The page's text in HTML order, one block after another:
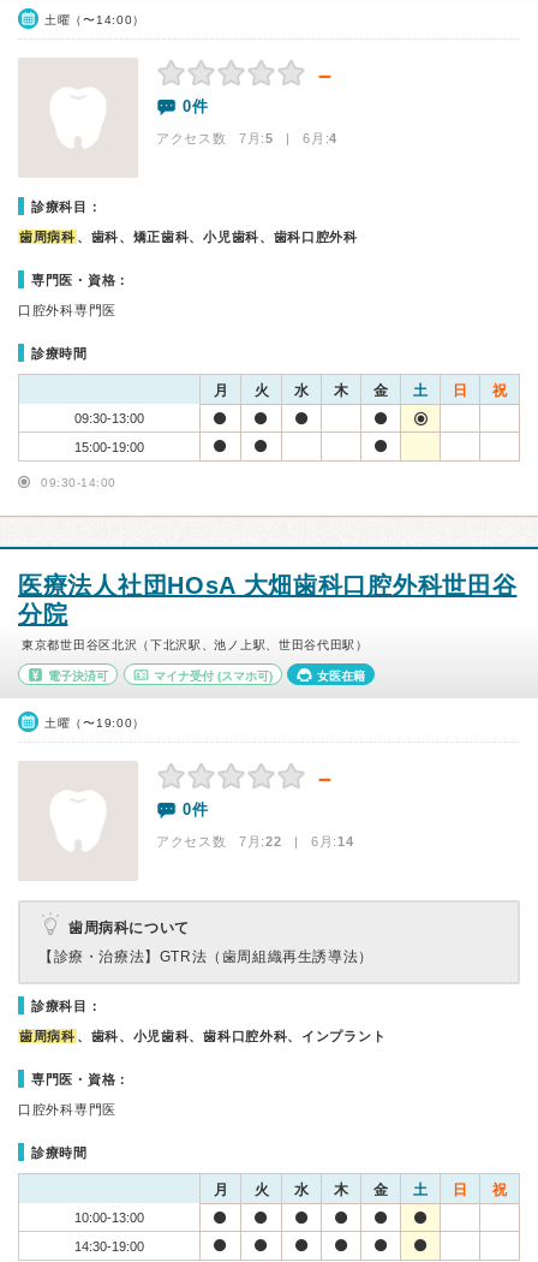
土曜（〜14:00）
－
0件
アクセス数 7月:5 | 6月:4
診療科目：
歯周病科 、歯科、矯正歯科、小児歯科、歯科口腔外科
専門医・資格：
口腔外科専門医
診療時間
月 火 水 木 金 土 日 祝
09:30-13:00
15:00-19:00
09:30-14:00
医療法人社団HOsA 大畑歯科口腔外科世田谷
分院
東京都世田谷区北沢（下北沢駅、池ノ上駅、世田谷代田駅）
電子決済可 マイナ受付(スマホ可) 女医在籍
土曜（〜19:00）
－
0件
アクセス数 7月:22 | 6月:14
歯周病科について
【診療・治療法】 GTR法（歯周組織再生誘導法）
診療科目：
歯周病科 、歯科、小児歯科、歯科口腔外科、インプラント
専門医・資格：
口腔外科専門医
診療時間
月 火 水 木 金 土 日 祝
10:00-13:00
14:30-19:00